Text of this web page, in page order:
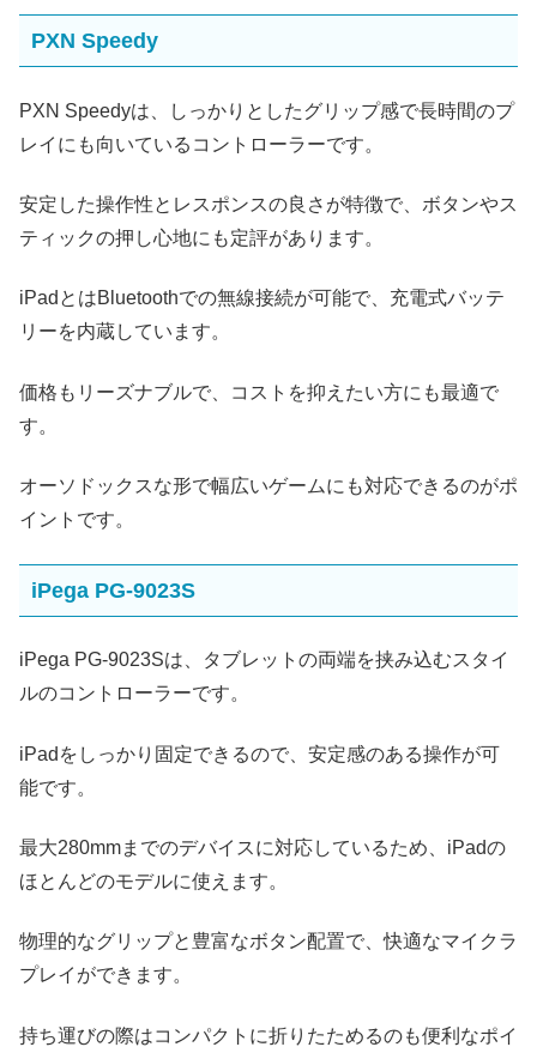
PXN Speedy
PXN Speedyは、しっかりとしたグリップ感で長時間のプ
レイにも向いているコントローラーです。
安定した操作性とレスポンスの良さが特徴で、ボタンやス
ティックの押し心地にも定評があります。
iPadとはBluetoothでの無線接続が可能で、充電式バッテ
リーを内蔵しています。
価格もリーズナブルで、コストを抑えたい方にも最適で
す。
オーソドックスな形で幅広いゲームにも対応できるのがポ
イントです。
iPega PG-9023S
iPega PG-9023Sは、タブレットの両端を挟み込むスタイ
ルのコントローラーです。
iPadをしっかり固定できるので、安定感のある操作が可
能です。
最大280mmまでのデバイスに対応しているため、iPadの
ほとんどのモデルに使えます。
物理的なグリップと豊富なボタン配置で、快適なマイクラ
プレイができます。
持ち運びの際はコンパクトに折りたためるのも便利なポイ